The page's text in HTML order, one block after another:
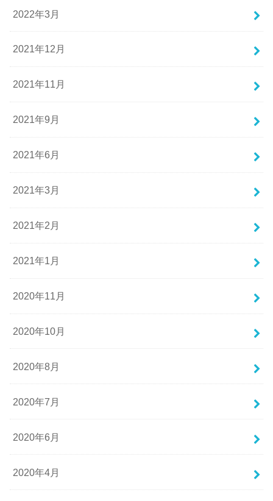
2022年3月
2021年12月
2021年11月
2021年9月
2021年6月
2021年3月
2021年2月
2021年1月
2020年11月
2020年10月
2020年8月
2020年7月
2020年6月
2020年4月